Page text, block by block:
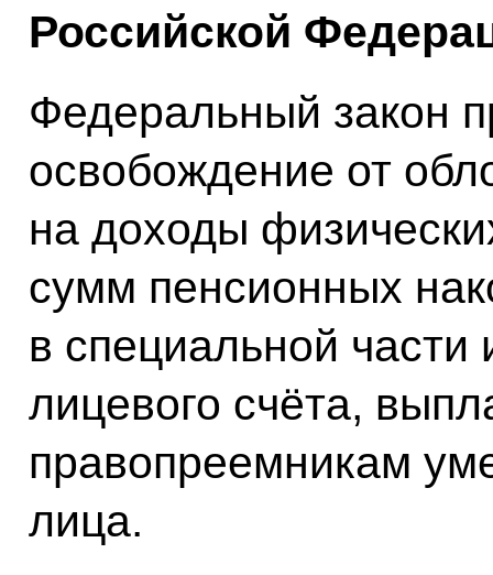
Российской
Федеральный закон
освобождение от
на доходы
сумм пенсионных
в специальной части
лицевого счёта,
правопреемникам
лица.